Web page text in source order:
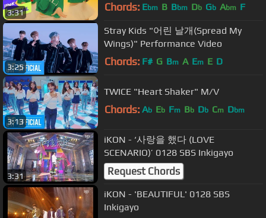
3:31 Chords: Ebm B Bbm Db Gb Abm F
3:25
Stray Kids "어린 날개(Spread My
Wings)" Performance Video
Chords: F# G Bm A Em E D
3:13
TWICE "Heart Shaker" M/V
Chords: Ab Eb Fm Bb Db Cm Dbm
3:31
iKON - ‘사랑을 했다 (LOVE
SCENARIO)’ 0128 SBS Inkigayo
Request Chords
iKON - 'BEAUTIFUL' 0128 SBS
Inkigayo